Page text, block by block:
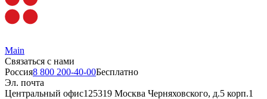
Main
Связаться с нами
Россия8 800 200-40-00Бесплатно
Эл. почта
Центральный офис125319 Москва Черняховского, д.5 корп.1